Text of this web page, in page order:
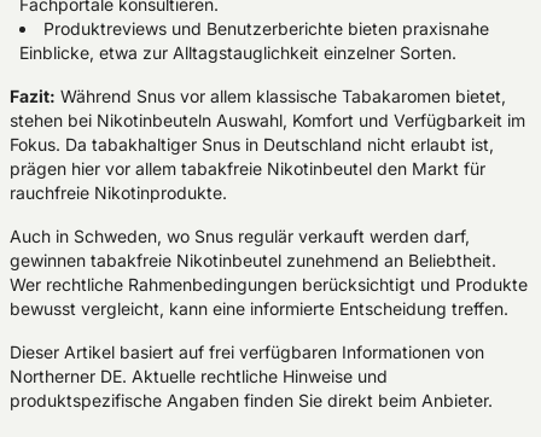
Produktreviews und Benutzerberichte bieten praxisnahe
Einblicke, etwa zur Alltagstauglichkeit einzelner Sorten.
Fazit: Während Snus vor allem klassische Tabakaromen bietet,
stehen bei Nikotinbeuteln Auswahl, Komfort und Verfügbarkeit im
Fokus. Da tabakhaltiger Snus in Deutschland nicht erlaubt ist,
prägen hier vor allem tabakfreie Nikotinbeutel den Markt für
rauchfreie Nikotinprodukte.
Auch in Schweden, wo Snus regulär verkauft werden darf,
gewinnen tabakfreie Nikotinbeutel zunehmend an Beliebtheit.
Wer rechtliche Rahmenbedingungen berücksichtigt und Produkte
bewusst vergleicht, kann eine informierte Entscheidung treffen.
Dieser Artikel basiert auf frei verfügbaren Informationen von
Northerner DE. Aktuelle rechtliche Hinweise und
produktspezifische Angaben finden Sie direkt beim Anbieter.